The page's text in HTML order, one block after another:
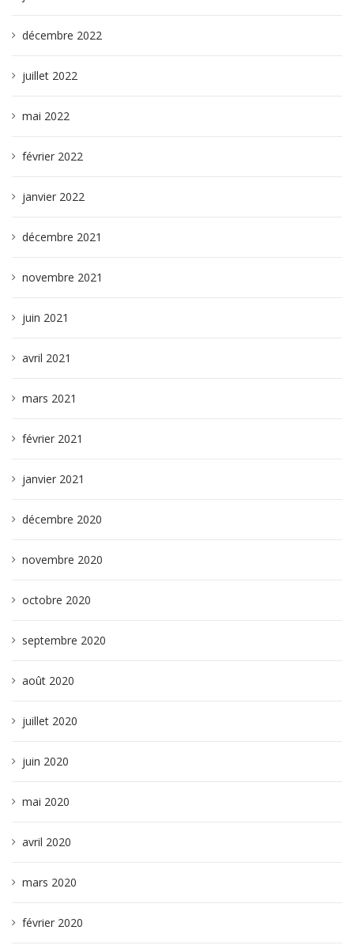
décembre 2022
juillet 2022
mai 2022
février 2022
janvier 2022
décembre 2021
novembre 2021
juin 2021
avril 2021
mars 2021
février 2021
janvier 2021
décembre 2020
novembre 2020
octobre 2020
septembre 2020
août 2020
juillet 2020
juin 2020
mai 2020
avril 2020
mars 2020
février 2020